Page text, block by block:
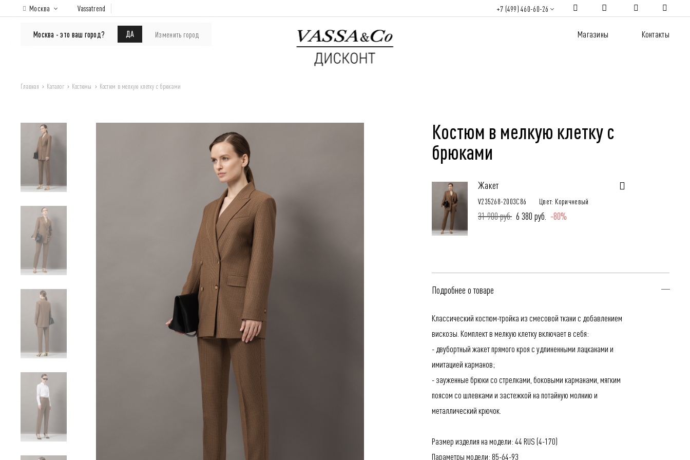
Москва
Москва - это ваш город? ДА Изменить город
Vassatrend +7 (499) 460-60-26
КАТАЛОГ Покупателям Магазины Контакты
Главная Каталог Костюмы Костюм в мелкую клетку с брюками
Костюм в мелкую клетку с
брюками
Жакет
V235268-2003C86 Цвет: Коричневый
31 900 руб. 6 380 руб. -80%
Подробнее о товаре
Классический костюм-тройка из смесовой ткани с добавлением
вискозы. Комплект в мелкую клетку включает в себя:
- двубортный жакет прямого кроя с удлиненными лацканами и
имитацией карманов;
- зауженные брюки со стрелками, боковыми карманами, мягким
поясом со шлевками и застежкой на потайную молнию и
металлический крючок.
Размер изделия на модели: 44 RUS (4-170)
Параметры модели: 85-64-93